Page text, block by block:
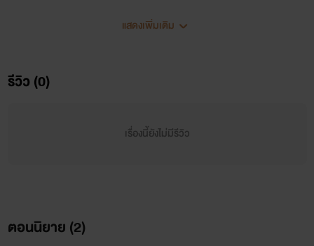
สวัสดีนักอ่านทุกคน!!!! นิยายเรื่องนี้ไรท์แต่งเป็นเรื่องแรกของไรท์
ถ้าเราพิมพ์ผิดก็ต้องขอโทษจิงๆนะ 😄😄 พอดีเป็นมือใหม่หัด
แสดงเพิ่มเติม
รีวิว (0)
เรื่องนี้ยังไม่มีรีวิว
ตอนนิยาย (2)